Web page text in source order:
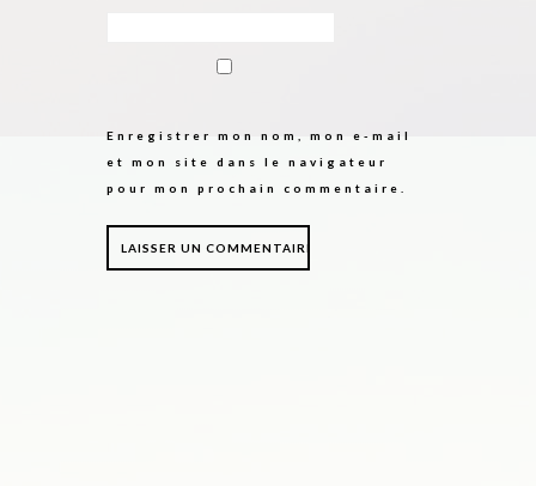
Enregistrer mon nom, mon e-mail
et mon site dans le navigateur
pour mon prochain commentaire.